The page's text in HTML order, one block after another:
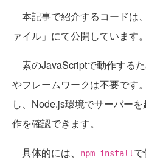
本記事で紹介するコードは
ァイル」にて公開しています。
素のJavaScriptで動作する
やフレームワークは不要です
し、Node.js環境でサーバー
作を確認できます。
具体的には、 npm install